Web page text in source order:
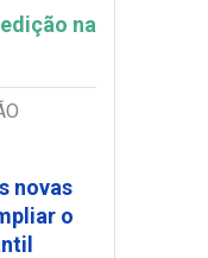
na
novas
o